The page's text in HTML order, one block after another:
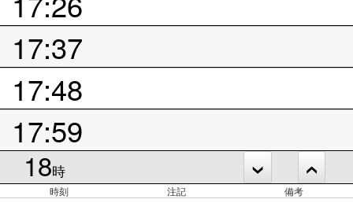
17:37
17:48
17:59
18時
時刻 注記 備考